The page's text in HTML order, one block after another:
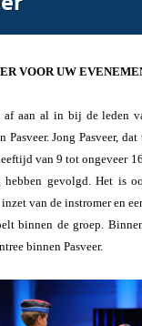
VOOR UW
aan al in bij de leden
Pasveer. Jong Pasveer,
van 9 tot ongeveer
hebben gevolgd. Het is
van de instromer en
binnen de groep.
binnen Pasveer.